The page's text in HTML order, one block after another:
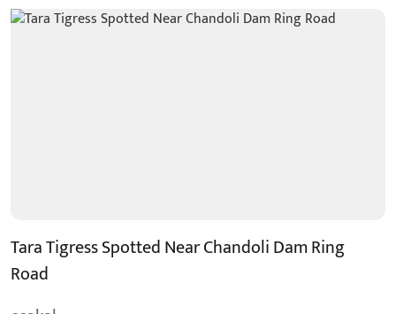
Tara Tigress Spotted Near Chandoli Dam Ring
Road